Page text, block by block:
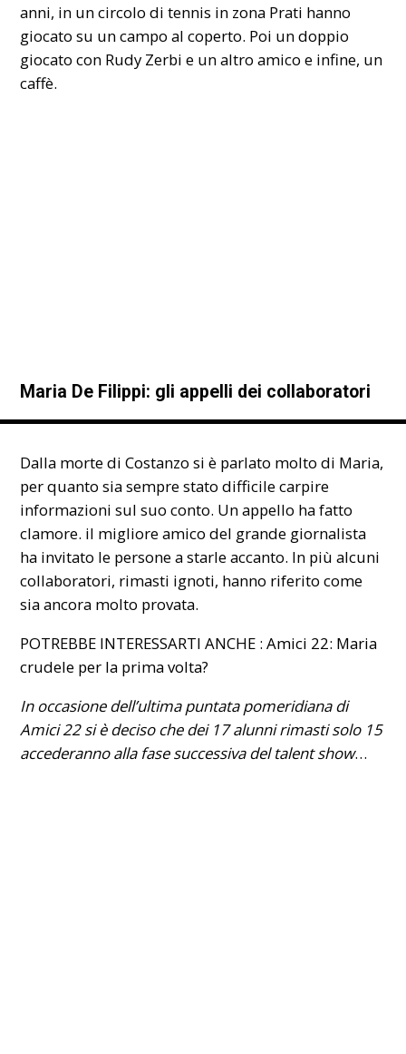
anni, in un circolo di tennis in zona Prati hanno
giocato su un campo al coperto. Poi un doppio
giocato con Rudy Zerbi e un altro amico e infine, un
caffè.
Maria De Filippi: gli appelli dei collaboratori
Dalla morte di Costanzo si è parlato molto di Maria,
per quanto sia sempre stato difficile carpire
informazioni sul suo conto. Un appello ha fatto
clamore. il migliore amico del grande giornalista
ha invitato le persone a starle accanto. In più alcuni
collaboratori, rimasti ignoti, hanno riferito come
sia ancora molto provata.
POTREBBE INTERESSARTI ANCHE :Amici 22: Maria
crudele per la prima volta?
In occasione dell’ultima puntata pomeridiana di
Amici 22 si è deciso che dei 17 alunni rimasti solo 15
accederanno alla fase successiva del talent show…